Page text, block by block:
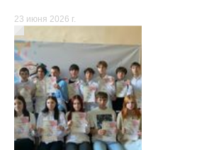
23 июня 2026 г.